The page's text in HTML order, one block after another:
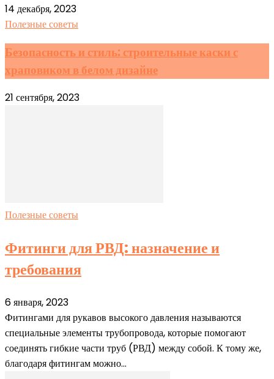
14 декабря, 2023
Полезные советы
Безопасность и стиль: строительные каски с
храповиком в белом дизайне
21 сентября, 2023
Полезные советы
Фитинги для РВД: назначение и
требования
6 января, 2023
Фитингами для рукавов высокого давления называются
специальные элементы трубопровода, которые помогают
соединять гибкие части труб (РВД) между собой. К тому же,
благодаря фитингам можно...